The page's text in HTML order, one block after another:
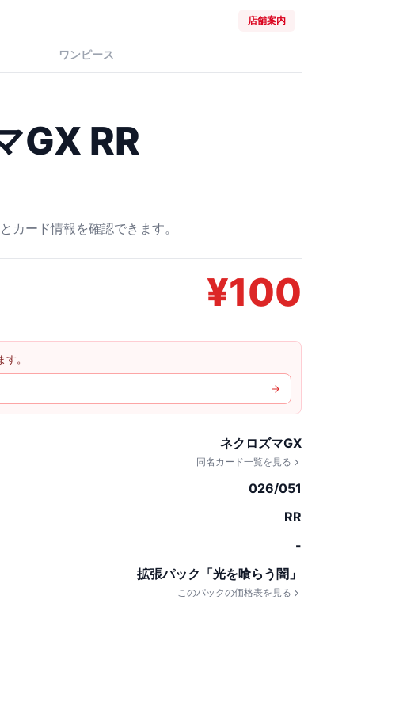
店舗案内
ワンピース
GX RR
カード情報を確認できます。
¥100
。
ネクロズマGX
同名カード一覧を見る
026/051
RR
-
拡張パック「光を喰らう闇」
このパックの価格表を見る